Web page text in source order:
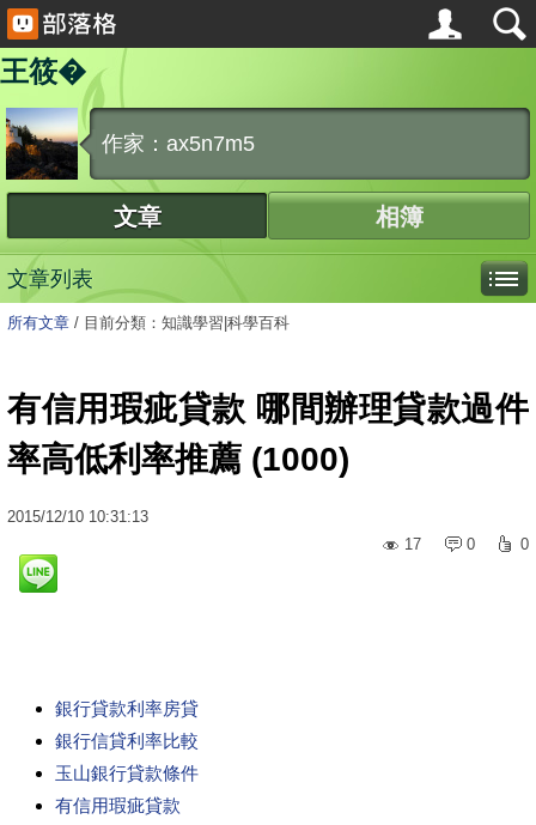
王筱�
作家：ax5n7m5
文章 相簿
文章列表
所有文章 / 目前分類：知識學習|科學百科
有信用瑕疵貸款 哪間辦理貸款過件
率高低利率推薦 (1000)
2015/12/10 10:31:13
17
0 0
銀行貸款利率房貸
銀行信貸利率比較
玉山銀行貸款條件
有信用瑕疵貸款